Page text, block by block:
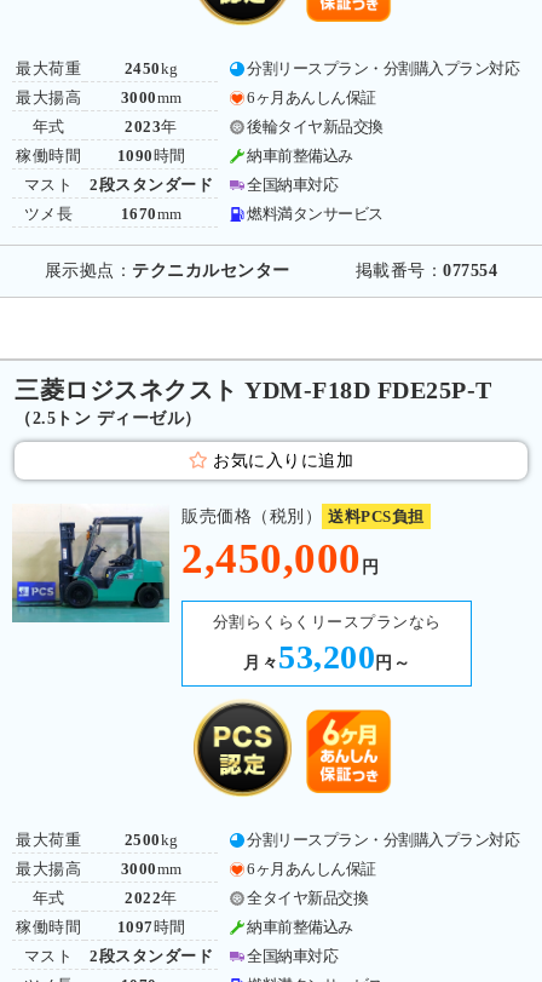
最大荷重
最大揚高
年式
稼働時間
マスト
ツメ長
2450kg
3000mm
2023年
1090 時間
2段スタンダード
1670mm
分割リースプラン・分割購入プラン対応
6ヶ月あんしん保証
後輪タイヤ新品交換
納車前整備込み
全国納車対応
燃料満タンサービス
展示拠点： テクニカルセンター 掲載番号：077554
三菱ロジスネクスト YDM-F18D FDE25P-T
（2.5トン ディーゼル）
お気に入りに追加
販売価格（税別） 送料PCS負担
2,450,000 円
分割らくらくリースプランなら
月々 53,200 円～
最大荷重
最大揚高
年式
稼働時間
マスト
2500kg
3000mm
2022年
1097時間
2段スタンダード
分割リースプラン・分割購入プラン対応
6ヶ月あんしん保証
全タイヤ新品交換
納車前整備込み
全国納車対応